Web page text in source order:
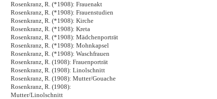
Rosenkranz, R. (*1908): Frauenakt
Rosenkranz, R. (*1908): Frauenstudien
Rosenkranz, R. (*1908): Kirche
Rosenkranz, R. (*1908): Kreta
Rosenkranz, R. (*1908): Mädchenporträt
Rosenkranz, R. (*1908): Mohnkapsel
Rosenkranz, R. (*1908): Waschfrauen
Rosenkranz, R. (1908): Frauenporträt
Rosenkranz, R. (1908): Linolschnitt
Rosenkranz, R. (1908): Mutter/Gouache
Rosenkranz, R. (1908):
Mutter/Linolschnitt